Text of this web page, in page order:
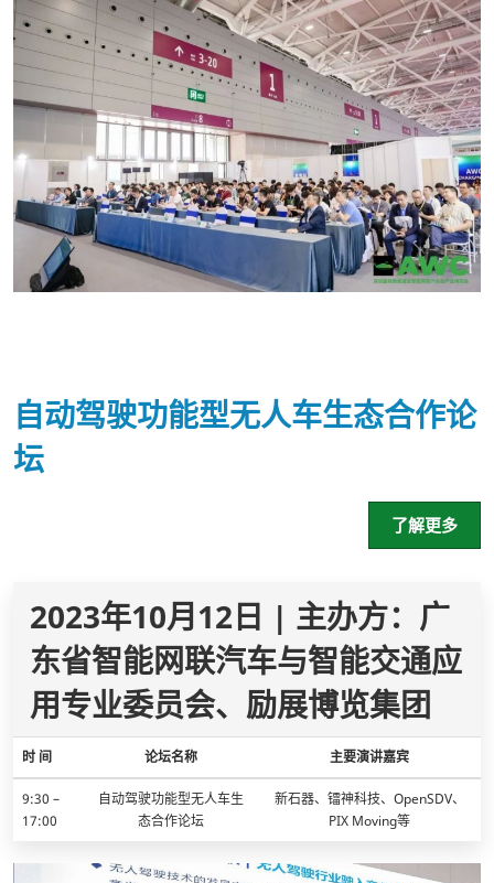
自动驾驶功能型无人车生态合作论
坛
了解更多
2023年10月12日 | 主办方：广
东省智能网联汽车与智能交通应
用专业委员会、励展博览集团
时 间 论坛名称 主要演讲嘉宾
9:30 –
17:00
自动驾驶功能型无人车生
态合作论坛
新石器、镭神科技、OpenSDV、
PIX Moving等